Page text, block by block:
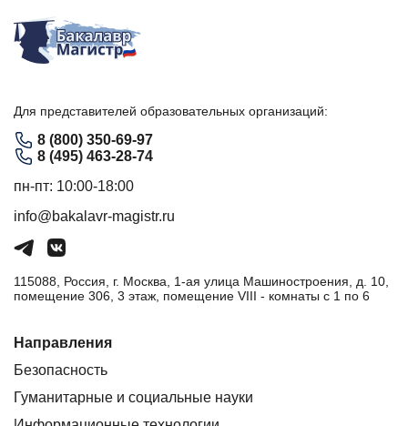
Для представителей образовательных организаций:
8 (800) 350-69-97
8 (495) 463-28-74
пн-пт: 10:00-18:00
info@bakalavr-magistr.ru
115088, Россия, г. Москва, 1-ая улица Машиностроения, д. 10,
помещение 306, 3 этаж, помещение VIII - комнаты с 1 по 6
Направления
Безопасность
Гуманитарные и социальные науки